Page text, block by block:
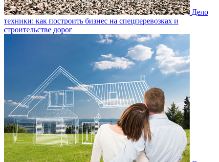
Дело
техники: как построить бизнес на спецперевозках и
строительстве дорог